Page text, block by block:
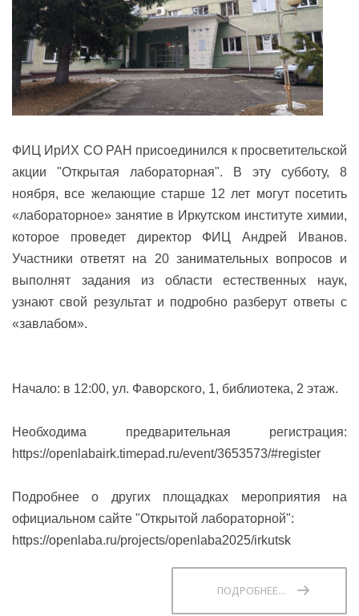
ФИЦ ИрИХ СО РАН присоединился к просветительской
акции "Открытая лабораторная". В эту субботу, 8
ноября, все желающие старше 12 лет могут посетить
«лабораторное» занятие в Иркутском институте химии,
которое проведет директор ФИЦ Андрей Иванов.
Участники ответят на 20 занимательных вопросов и
выполнят задания из области естественных наук,
узнают свой результат и подробно разберут ответы с
«завлабом».
Начало: в 12:00, ул. Фаворского, 1, библиотека, 2 этаж.
Необходима предварительная регистрация:
https://openlabairk.timepad.ru/event/3653573/#register
Подробнее о других площадках мероприятия на
официальном сайте "Открытой лабораторной":
https://openlaba.ru/projects/openlaba2025/irkutsk
ПОДРОБНЕЕ...